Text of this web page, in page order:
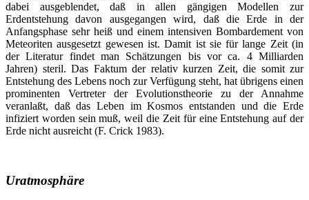
dabei ausgeblendet, daß in allen gängigen Modellen zur
Erdentstehung davon ausgegangen wird, daß die Erde in der
Anfangsphase sehr heiß und einem intensiven Bombardement von
Meteoriten ausgesetzt gewesen ist. Damit ist sie für lange Zeit (in
der Literatur findet man Schätzungen bis vor ca. 4 Milliarden
Jahren) steril. Das Faktum der relativ kurzen Zeit, die somit zur
Entstehung des Lebens noch zur Verfügung steht, hat übrigens einen
prominenten Vertreter der Evolutionstheorie zu der Annahme
veranlaßt, daß das Leben im Kosmos entstanden und die Erde
infiziert worden sein muß, weil die Zeit für eine Entstehung auf der
Erde nicht ausreicht (F. Crick 1983).
Uratmosphäre